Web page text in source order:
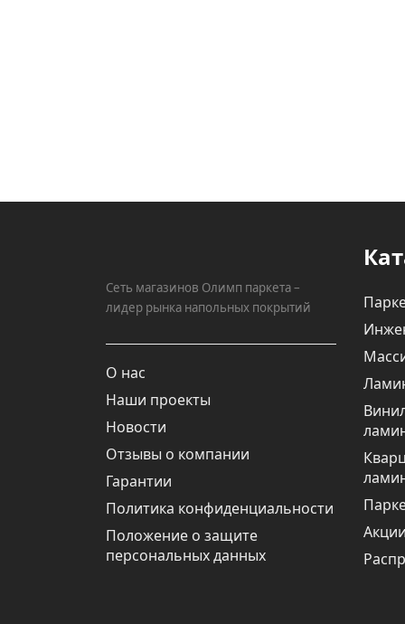
Сеть магазинов Олимп паркета –
лидер рынка напольных покрытий
О нас
Наши проекты
Новости
Отзывы о компании
Гарантии
Политика конфиденциальности
Положение о защите
персональных данных